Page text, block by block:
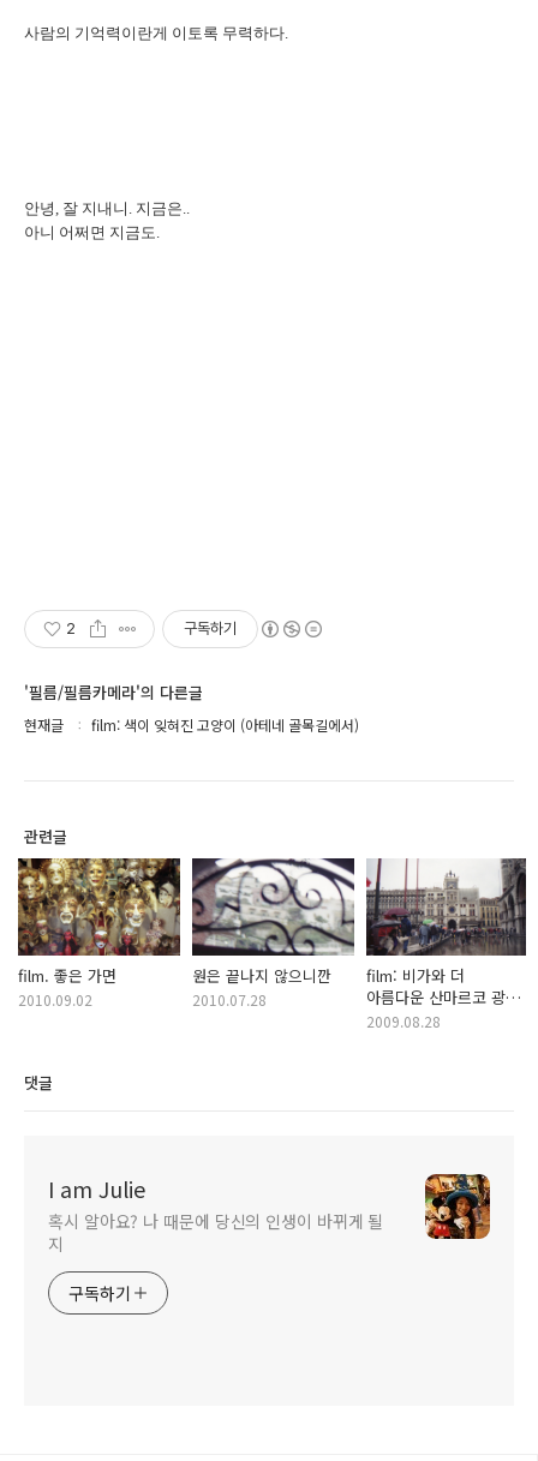
사람의 기억력이란게 이토록 무력하다.
안녕, 잘 지내니. 지금은..
아니 어쩌면 지금도.
2 구독하기
'필름/필름카메라'의 다른글
현재글 film: 색이 잊혀진 고양이 (아테네 골목길에서)
관련글
film. 좋은 가면
2010.09.02
원은 끝나지 않으니깐
2010.07.28
film: 비가와 더
아름다운 산마르코 광장,
베네치아
2009.08.28
댓글
I am Julie
혹시 알아요? 나 때문에 당신의 인생이 바뀌게 될
지
구독하기